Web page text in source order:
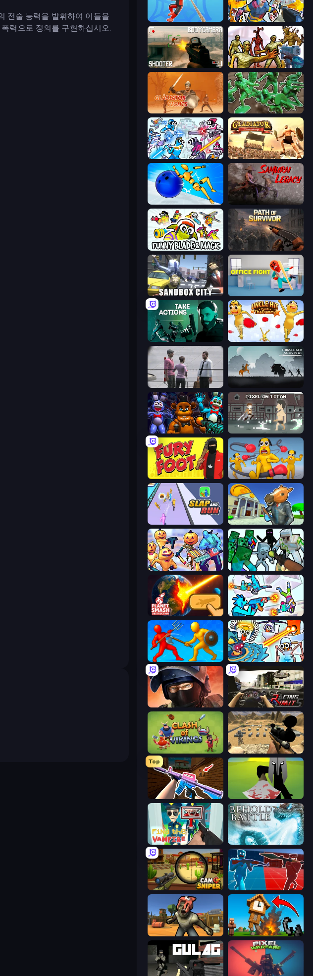
전술 능력을 발휘하여 이들을
력으로 정의를 구현하십시오.
Web Master Zombies Shooter: Part 2
BodyCamera Shooter Monster Shooter Apocalypse
Gladiator Fights Soldiers - Capture and Control!
Space Wars Battleground Gladiator: True Story
Playground Man! Ragdoll Show! Samurai Legacy
Funny Blade & Magic Path of Survivor
Sandbox City
Take Actions Uncle Hit: Punch the Dummy
Horseback Survival
FNaF Shooter Pixel on Titan: AoT
Fury Foot Annoying Uncle Punch Game
Slap and Run Bank Robbery 3
Halloween Chainsaw Massacre
Planet Smash Destruction Gravity Arena Shooter
Epic Sword Battle! Fight in Arena Toilets Worms Shooter
Bullet Force Racing Limits
Clash of Vikings Ghost Sniper
Top
KS Z Kill The Spartan
Find the Vampire Behold Battle
Camo Sniper Battle of the Soldiers: Red vs Blue
Zombie Arena Noob Fuse